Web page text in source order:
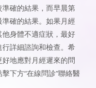
確的結果，而早晨第
確的結果。如果月經
身體不適症狀，最好
詳細諮詢和檢查。希
地應對月經遲來的問
下方“在線問診”聯絡醫